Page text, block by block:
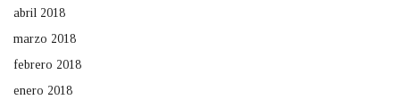
abril 2018
marzo 2018
febrero 2018
enero 2018